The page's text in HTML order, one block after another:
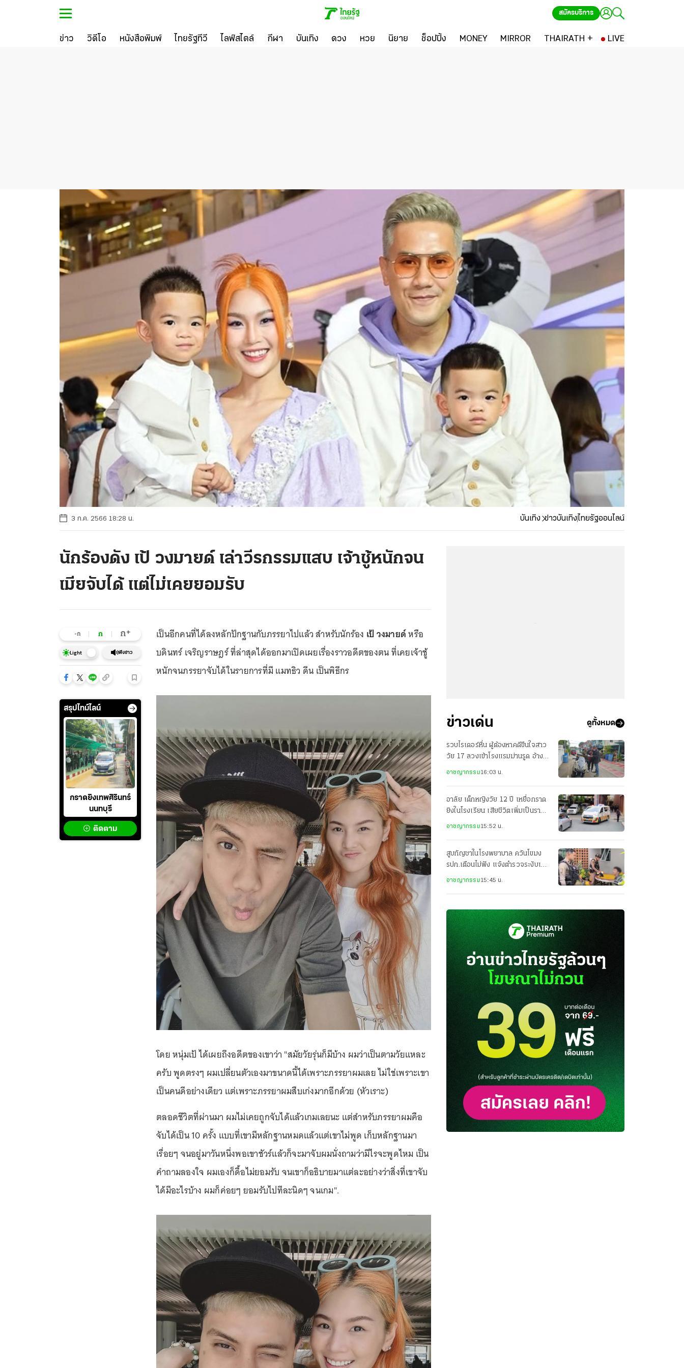
สมัครบริการ
ข่าว วิดีโอ หนังสือพิมพ์ ไทยรัฐทีวี ไลฟ์สไตล์ กีฬา บันเทิง ดวง หวย นิยาย ช็อปปิ้ง MONEY MIRROR THAIRATH + LIVE
3 ก.ค. 2566 18:28 น. บันเทิง ข่าวบันเทิงไทยรัฐออนไลน์
นักร้องดัง เป้ วงมายด์ เล่าวีรกรรมแสบ เจ้าชู้หนักจน
เมียจับได้ เเต่ไม่เคยยอมรับ
-ก ก ก+
Light ฟังข่าว
สรุปไทม์ไลน์
กราดยิงเทพศิรินทร์
นนทบุรี
ติดตาม
เป็นอีกคนที่ได้ลงหลักปักฐานกับภรรยาไปแล้ว สำหรับนักร้อง เป้ วงมายด์หรือ
บดินทร์ เจริญราษฎร์ ที่ล่าสุดได้ออกมาเปิดเผยเรื่องราวอดีตของตน ที่เคยเจ้าชู้
หนักจนภรรยาจับได้ในรายการที่มี แมทธิว ดีน เป็นพิธีกร
โดย หนุ่มเป้ ได้เผยถึงอดีตของเขาว่า "สมัยวัยรุ่นก็มีบ้าง ผมว่าเป็นตามวัยแหละ
ครับ พูดตรงๆ ผมเปลี่ยนตัวเองมาขนาดนี้ได้เพราะภรรยาผมเลย ไม่ใช่เพราะเขา
เป็นคนดีอย่างเดียว แต่เพราะภรรยาผมสืบเก่งมากอีกด้วย (หัวเราะ)
ตลอดชีวิตที่ผ่านมา ผมไม่เคยถูกจับได้แล้วเกมเลยนะ แต่สำหรับภรรยาผมคือ
จับได้เป็น 10 ครั้ง แบบที่เขามีหลักฐานหมดแล้วแต่เขาไม่พูด เก็บหลักฐานมา
เรื่อยๆ จนอยู่มาวันหนึ่งพอเขาชัวร์แล้วก็จะมาจับผมนั่งถามว่ามีไรจะพูดไหม เป็น
คำถามลองใจ ผมเองก็ดื้อไม่ยอมรับ จนเขาก็อธิบายมาแต่ละอย่างว่าสิ่งที่เขาจับ
ได้มีอะไรบ้าง ผมก็ค่อยๆ ยอมรับไปทีละนิดๆ จนเกม".
ข่าวเด่น ดูทั้งหมด
รวบไรเดอร์หื่น ผู้ต้องหาคดีขืนใจสาว
วัย 17 ลวงเข้าโรงแรมม่านรูด อ้าง
อาชญากรรม16:03 น.
อาลัย เด็กหญิงวัย 12 ปี เหยื่อกราด
ยิงในโรงเรียน เสียชีวิตเพิ่มเป็นรายที่
อาชญากรรม15:52 น.
สูบกัญชาในโรงพยาบาล ควันโขมง
รปภ.เตือนไม่ฟัง แจ้งตำรวจระงับเหตุ
อาชญากรรม15:45 น.